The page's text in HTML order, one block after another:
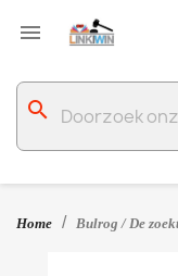

search
Home Bulrog / De